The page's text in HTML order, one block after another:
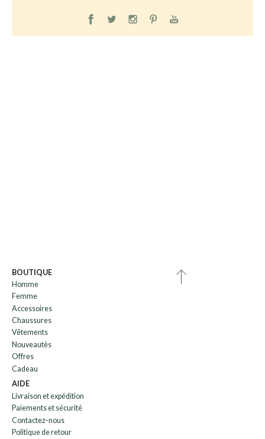
BOUTIQUE
Homme
Femme
Accessoires
Chaussures
Vêtements
Nouveautès
Offres
Cadeau
AIDE
Livraison et expédition
Paiements et sécurité
Contactez-nous
Politique de retour